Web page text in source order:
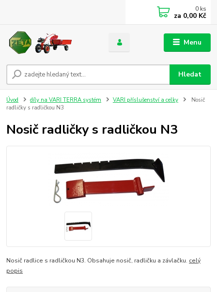
Menu
Hledat
0 ks
za 0,00 Kč
Úvod díly na VARI TERRA systém VARI příslušenství a celky
Nosič
radličky s radličkou N3
Nosič radličky s radličkou N3
Nosič radlice s radličkou N3. Obsahuje nosič, radličku a závlačku. celý
popis